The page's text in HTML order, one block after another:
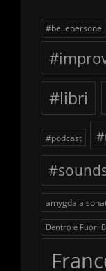
#bellepersone
#libri
#podcast
amygdala
Dentro e Fuori